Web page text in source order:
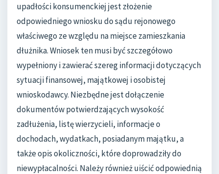
upadłości konsumenckiej jest złożenie
odpowiedniego wniosku do sądu rejonowego
właściwego ze względu na miejsce zamieszkania
dłużnika. Wniosek ten musi być szczegółowo
wypełniony i zawierać szereg informacji dotyczących
sytuacji finansowej, majątkowej i osobistej
wnioskodawcy. Niezbędne jest dołączenie
dokumentów potwierdzających wysokość
zadłużenia, listę wierzycieli, informacje o
dochodach, wydatkach, posiadanym majątku, a
także opis okoliczności, które doprowadziły do
niewypłacalności. Należy również uiścić odpowiednią